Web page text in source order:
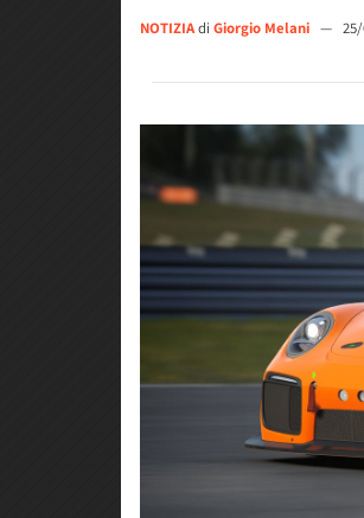
NOTIZIAdi Giorgio Melani —